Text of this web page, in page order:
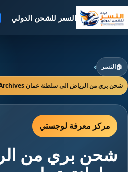
النسر للشحن الدولي
🏠النسر ›
شحن بري من الرياض الى سلطنة عمان Archives - النسر للشحن الدولي
مركز معرفة لوجستي
شحن بري من